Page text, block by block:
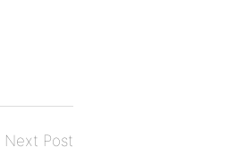
Next Post